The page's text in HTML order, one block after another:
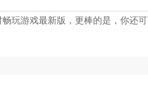
玩游戏最新版，更棒的是，你还可
12 植物大战僵尸汉化补丁